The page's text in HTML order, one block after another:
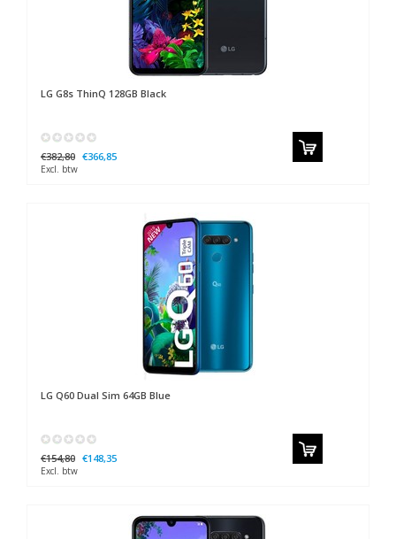
LG G8s ThinQ 128GB Black
€382,80 €366,85
Excl. btw
LG Q60 Dual Sim 64GB Blue
€154,80 €148,35
Excl. btw